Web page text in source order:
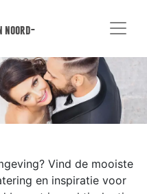
noord-
Vind de mooiste
en inspiratie voor